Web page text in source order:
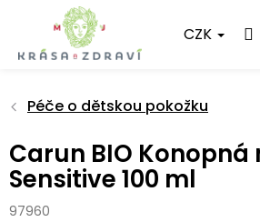
obsah
CZK
Péče o dětskou pokožku
Carun BIO Konopná
Sensitive 100 ml
97960